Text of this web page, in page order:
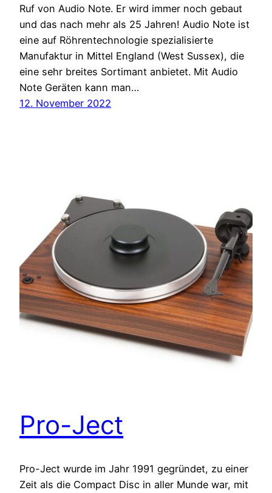
Ruf von Audio Note. Er wird immer noch gebaut
und das nach mehr als 25 Jahren! Audio Note ist
eine auf Röhrentechnologie spezialisierte
Manufaktur in Mittel England (West Sussex), die
eine sehr breites Sortimant anbietet. Mit Audio
Note Geräten kann man…
12. November 2022
Pro-Ject
Pro-Ject wurde im Jahr 1991 gegründet, zu einer
Zeit als die Compact Disc in aller Munde war, mit